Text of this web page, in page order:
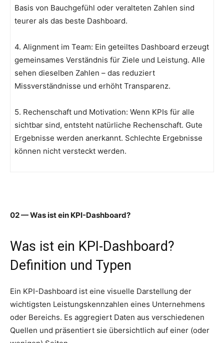
Basis von Bauchgefühl oder veralteten Zahlen sind
teurer als das beste Dashboard.
4. Alignment im Team: Ein geteiltes Dashboard erzeugt
gemeinsames Verständnis für Ziele und Leistung. Alle
sehen dieselben Zahlen – das reduziert
Missverständnisse und erhöht Transparenz.
5. Rechenschaft und Motivation: Wenn KPIs für alle
sichtbar sind, entsteht natürliche Rechenschaft. Gute
Ergebnisse werden anerkannt. Schlechte Ergebnisse
können nicht versteckt werden.
02 — Was ist ein KPI-Dashboard?
Was ist ein KPI-Dashboard?
Definition und Typen
Ein KPI-Dashboard ist eine visuelle Darstellung der
wichtigsten Leistungskennzahlen eines Unternehmens
oder Bereichs. Es aggregiert Daten aus verschiedenen
Quellen und präsentiert sie übersichtlich auf einer (oder